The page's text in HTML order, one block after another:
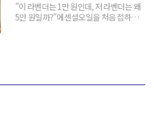
"이 라벤더는 1만 원인데, 저 라벤더는 왜
5만 원일까?"에센셜오일을 처음 접하는